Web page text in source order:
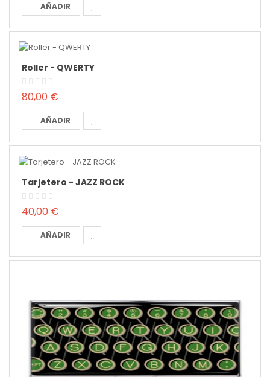
AÑADIR
Roller - QWERTY
80,00 €
AÑADIR
Tarjetero - JAZZ ROCK
40,00 €
AÑADIR